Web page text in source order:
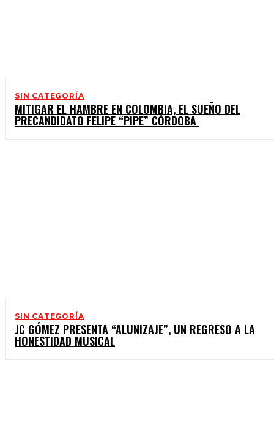
SIN CATEGORÍA
MITIGAR EL HAMBRE EN COLOMBIA, EL SUEÑO DEL
PRECANDIDATO FELIPE “PIPE” CÓRDOBA
SIN CATEGORÍA
JC GÓMEZ PRESENTA “ALUNIZAJE”, UN REGRESO A LA
HONESTIDAD MUSICAL